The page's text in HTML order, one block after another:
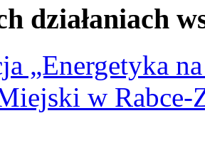
działaniach
„Energetyka
w Rabce-